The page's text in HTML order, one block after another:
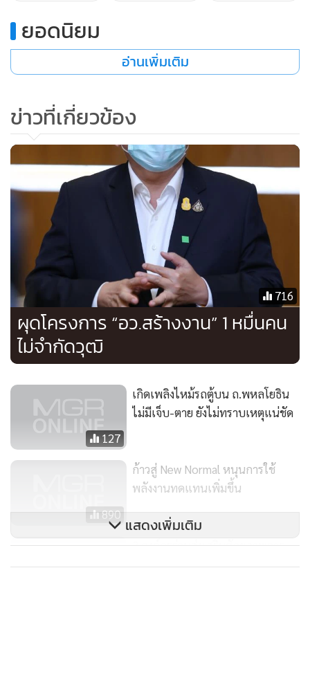
ทักษะใหม่ให้กับผู้ได้รับการจ้างงานควบคู่ไปกับการทำงาน ไม่ว่า
จะเป็นความรู้ภาษาอังกฤษ ความรู้ด้านเทคโนโลยีดิจิทัล ความรู้
ด้านการเงิน และความรู้ด้านสังคม เพื่อให้ผู้ได้รับการจ้างงาน
สนใจเป็นผู้ประกอบการ อว.ก็มีกองทุนในการเริ่มต้นธุรกิจให้
ผ่านกองทุนยุวสตาร์ทอัพของ อว.ได้เลย”
“ที่สำคัญ อว.จะระดมสรรพกำลังจากทุกหน่วยงานทั้ง
มหาวิทยาลัยและหน่วยงานวิจัยต่างๆ ของ อว. ในการยกระดับ
เศรษฐกิจและสังคมรายตำบลแบบบูรณาการ โดยจะกำหนดให้ 1
ตำบล ต่อ 1 มหาวิทยาลัย ใช้โจทย์จากชุมชนเป็นที่ตั้ง แล้วดูว่าเรา
จะเข้าไปช่วยแก้ปัญหาหรือเติมเต็มสิ่งที่ขาดอย่างไร และจะนำ
บุคลากรจากโครงการจ้างงานเข้าไปร่วมทำงานกับชุมชน โดย
เฉพาะการรวบรวมและจัดทำข้อมูลชุมชน เพื่อการแก้ปัญหา
ความยากจนที่สามารถระบุเป้าหมายชัดเจน ซึ่งจะเป็นการแก้
ปัญหาได้อย่างตรงจุด” รมว.อว.กล่าว
ยอดนิยม
อ่านเพิ่มเติม
ข่าวที่เกี่ยวข้อง
716
ผุดโครงการ “อว.สร้างงาน” 1 หมื่นคน
ไม่จำกัดวุฒิ
127
เกิดเพลิงไหม้รถตู้บน ถ.พหลโยธิน
ไม่มีเจ็บ-ตาย ยังไม่ทราบเหตุแน่ชัด
890
ก้าวสู่ New Normal หนุนการใช้
พลังงานทดแทนเพิ่มขึ้น
3 องค์กรร่วมส่งเสริมศักยภาพการ
เรียนรู้รับสังคมสูงอายุ
แสดงเพิ่มเติม